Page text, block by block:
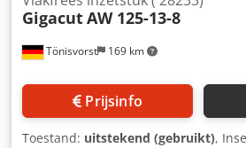
Tönisvorst 169 km
GigacutAW 125-13-8
Prijsinfo
Toestand: uitstekend (gebruikt),